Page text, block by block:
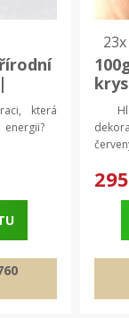
která
23x